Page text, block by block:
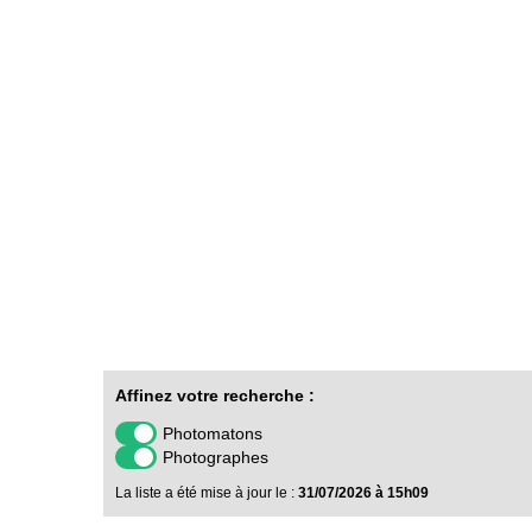
Affinez votre recherche :
Photomatons
Photographes
La liste a été mise à jour le : 31/07/2026 à 15h09